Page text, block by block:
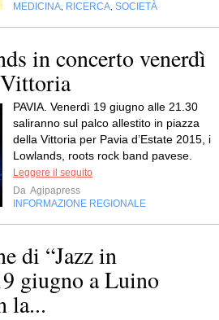
MEDICINA RICERCA SOCIETÀ
in concerto venerdì
PAVIA. Venerdì 19 giugno alle 21.30
saliranno sul palco allestito in piazza
della Vittoria per Pavia d’Estate 2015, i
Lowlands, roots rock band pavese.
Leggere il seguito
Da Agipapress
INFORMAZIONE REGIONALE
di “Jazz in
giugno a Luino
la...